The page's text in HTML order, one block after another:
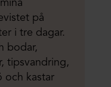
på
i tre dagar.
bodar,
tipsvandring,
och kastar